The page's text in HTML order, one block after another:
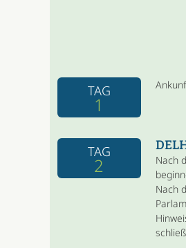
TAG
1
TAG
2
Nach
Nach